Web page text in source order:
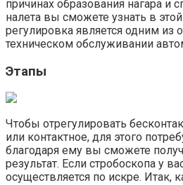
причинах образования нагара и
налета вы сможете узнать в
регулировка является одним
техническом обслуживании
Этапы
Чтобы отрегулировать
или контактное, для этого
благодаря ему вы сможете
результат. Если стробоскопа у
осуществляется по искре. Итак,